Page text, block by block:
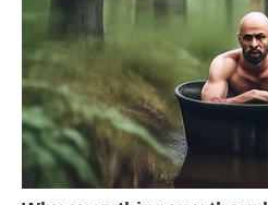
під час отримання
земельної ділянки або
забудови земельної ділянки;